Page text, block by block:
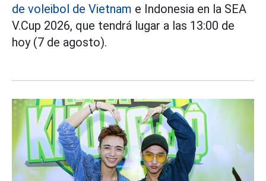
de voleibol de Vietnam e Indonesia en la SEA
V.Cup 2026, que tendrá lugar a las 13:00 de
hoy (7 de agosto).